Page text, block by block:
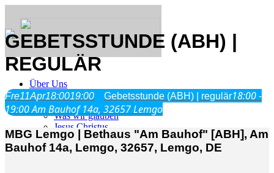
Über Uns
Was wir glauben
Jesus Christus
Geschichte
GEBETSSTUNDE (ABH) |
REGULÄR
Fre11Apr18:0019:00 Gebetsstunde (ABH) | regulär18:00 -
19:00Am Bauhof 14a, 32657 Lemgo
MBG Lemgo | Bethaus "Am Bauhof" [ABH], Am
Bauhof 14a, Lemgo, 32657, Lemgo, DE